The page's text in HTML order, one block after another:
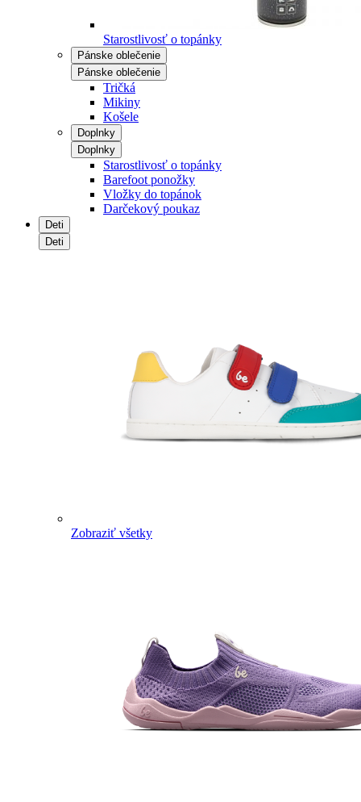
Starostlivosť o topánky
Pánske oblečenie
Pánske oblečenie
Tričká
Mikiny
Košele
Doplnky
Doplnky
Starostlivosť o topánky
Barefoot ponožky
Vložky do topánok
Darčekový poukaz
Deti
Deti
Zobraziť všetky